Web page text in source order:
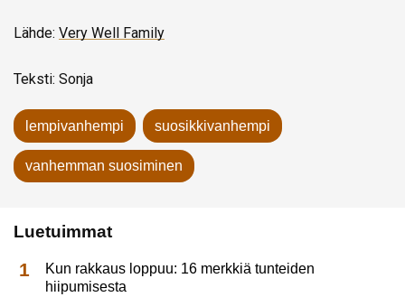
Lähde: Very Well Family
Teksti: Sonja
lempivanhempi suosikkivanhempi
vanhemman suosiminen
Luetuimmat
Kun rakkaus loppuu: 16 merkkiä tunteiden
hiipumisesta